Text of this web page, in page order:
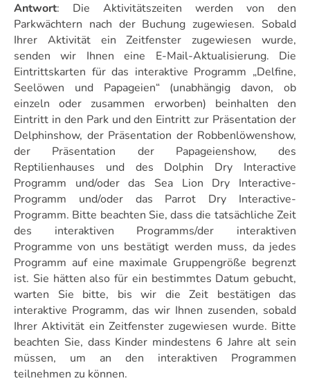
Antwort: Die Aktivitätszeiten werden von den
Parkwächtern nach der Buchung zugewiesen. Sobald
Ihrer Aktivität ein Zeitfenster zugewiesen wurde,
senden wir Ihnen eine E-Mail-Aktualisierung. Die
Eintrittskarten für das interaktive Programm „Delfine,
Seelöwen und Papageien“ (unabhängig davon, ob
einzeln oder zusammen erworben) beinhalten den
Eintritt in den Park und den Eintritt zur Präsentation der
Delphinshow, der Präsentation der Robbenlöwenshow,
der Präsentation der Papageienshow, des
Reptilienhauses und des Dolphin Dry Interactive
Programm und/oder das Sea Lion Dry Interactive-
Programm und/oder das Parrot Dry Interactive-
Programm. Bitte beachten Sie, dass die tatsächliche Zeit
des interaktiven Programms/der interaktiven
Programme von uns bestätigt werden muss, da jedes
Programm auf eine maximale Gruppengröße begrenzt
ist. Sie hätten also für ein bestimmtes Datum gebucht,
warten Sie bitte, bis wir die Zeit bestätigen das
interaktive Programm, das wir Ihnen zusenden, sobald
Ihrer Aktivität ein Zeitfenster zugewiesen wurde. Bitte
beachten Sie, dass Kinder mindestens 6 Jahre alt sein
müssen, um an den interaktiven Programmen
teilnehmen zu können.